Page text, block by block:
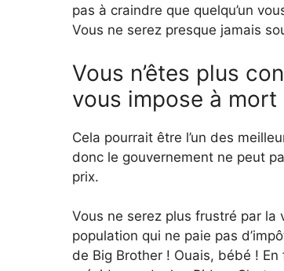
pas à craindre que quelqu’un
Vous ne serez presque jamais
Vous n’êtes plus
vous impose à mort
Cela pourrait être l’un des
donc le gouvernement ne peut
prix.
Vous ne serez plus frustré par
population qui ne paie pas
de Big Brother ! Ouais, bébé !